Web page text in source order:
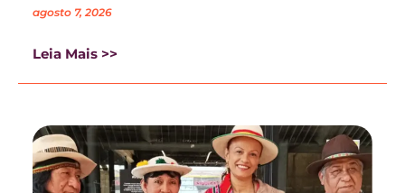
agosto 7, 2026
Leia Mais >>